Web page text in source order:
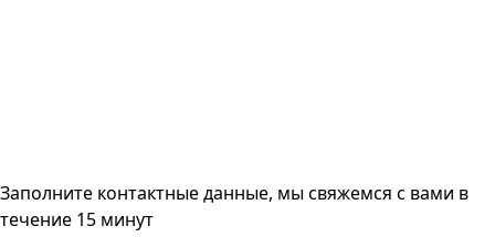
Заполните контактные данные, мы свяжемся с вами в
течение 15 минут